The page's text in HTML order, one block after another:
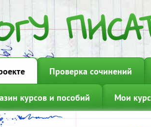
Проверка сочинений
курсов и пособий Мои